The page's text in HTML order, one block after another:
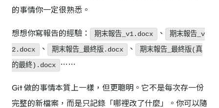
的事情你一定很熟悉。
想想你寫報告的經驗： 期末報告_v1.docx 、
期末報告_v
2.docx
、 期末報告_最終版.docx 、
期末報告_最終版(真
的最終).docx
⋯⋯
Git 做的事情本質上一樣，但更聰明。它不是每次存一份
完整的新檔案，而是只記錄「哪裡改了什麼」。你可以隨